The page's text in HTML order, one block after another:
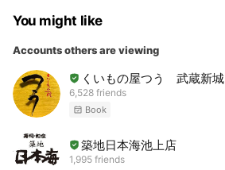
You might like
Accounts others are viewing
くいもの屋つう 武蔵新城
6,528 friends
Book
築地日本海池上店
1,995 friends